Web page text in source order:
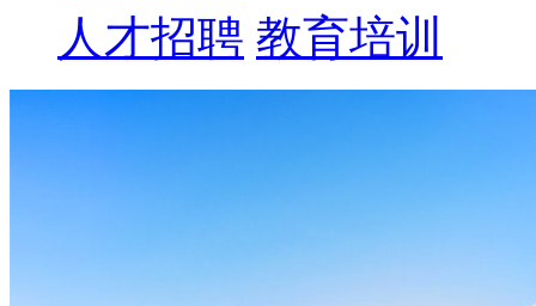
人才招聘 教育培训